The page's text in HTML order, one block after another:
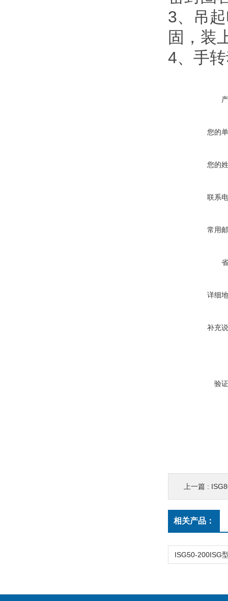
3、吊
固，装
4、手
您的
您的
联系
常用
详细
补充
验
上一篇 :
相关产品：